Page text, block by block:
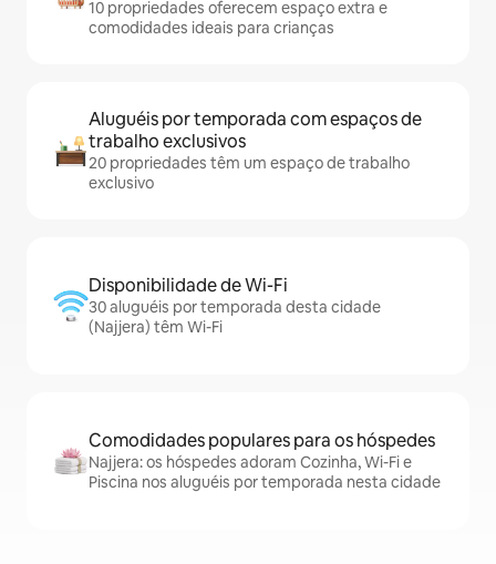
10 propriedades oferecem espaço extra e
comodidades ideais para crianças
Aluguéis por temporada com espaços de
trabalho exclusivos
20 propriedades têm um espaço de trabalho
exclusivo
Disponibilidade de Wi-Fi
30 aluguéis por temporada desta cidade
(Najjera) têm Wi-Fi
Comodidades populares para os hóspedes
Najjera: os hóspedes adoram Cozinha, Wi-Fi e
Piscina nos aluguéis por temporada nesta cidade